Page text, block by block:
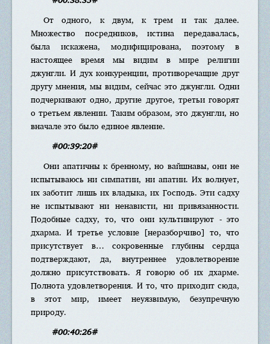
От одного, к двум, к трем и так далее.
Множество посредников, истина передавалась,
была искажена, модифицирована, поэтому в
настоящее время мы видим в мире религии
джунгли. И дух конкуренции, противоречащие друг
другу мнения, мы видим, сейчас это джунгли. Одни
подчеркивают одно, другие другое, третьи говорят
о третьем явлении. Таким образом, это джунгли, но
вначале это было единое явление.
#00:39:20#
Они апатичны к бренному, но вайшнавы, они не
испытываюсь ни симпатии, ни апатии. Их волнует,
их заботит лишь их владыка, их Господь. Эти садху
не испытывают ни ненависти, ни привязанности.
Подобные садху, то, что они культивируют - это
дхарма. И третье условие [неразборчиво] то, что
присутствует в… сокровенные глубины сердца
подтверждают, да, внутреннее удовлетворение
должно присутствовать. Я говорю об их дхарме.
Полнота удовлетворения. И то, что приходит сюда,
в этот мир, имеет неуязвимую, безупречную
природу.
#00:40:26#